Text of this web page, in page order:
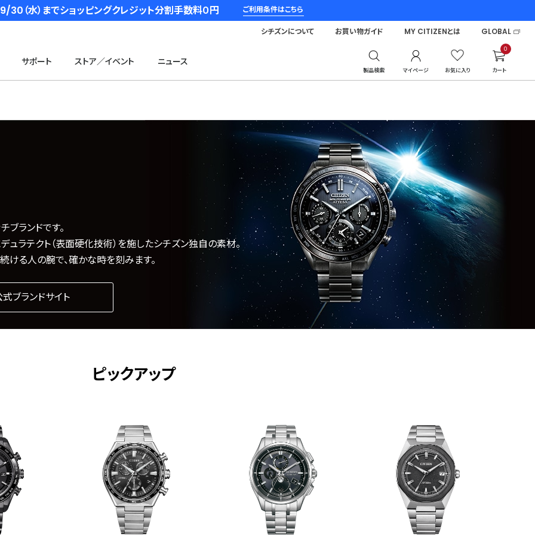
（水）までショッピングクレジット分割手数料０円 ご利用条件はこちら
サポート ストア／イベント ニュース
製品検索 マイページ お気に入り
0
カート
シチズンについて お買い物ガイド MY CITIZENとは GLOBAL
ブランドです。
ラテクト（表面硬化技術）を施したシチズン独自の素材。
ける人の腕で、確かな時を刻みます。
ブランドサイト
ピックアップ